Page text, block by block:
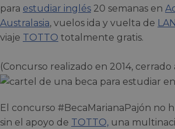
para estudiar inglés 20 semanas en
Australasia, vuelos ida y vuelta de LAN
viaje TOTTO totalmente gratis.
(Concurso realizado en 2014,
El concurso #BecaMarianaPajón no
sin el apoyo de TOTTO, una